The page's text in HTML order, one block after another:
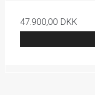
47.900,00 DKK